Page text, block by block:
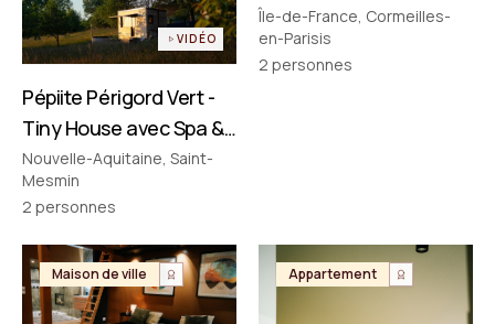
VIDÉO
Pépiite Périgord Vert -
Tiny House avec Spa &
Bain Nordique en
Dordogne
Nouvelle-Aquitaine, Saint-
Mesmin
2 personnes
Cormeilles‑en‑Parisis
Île-de-France, Cormeilles-
en-Parisis
2 personnes
Maison de ville Appartement